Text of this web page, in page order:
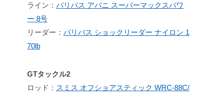
ライン： バリバス アバニ スーパーマックスパワ
ー 8号
リーダー： バリバス ショックリーダー ナイロン 1
70lb
GTタックル2
ロッド： スミス オフショアスティック WRC-88C/